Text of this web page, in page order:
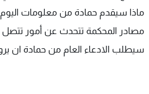
ماذا سيقدم حمادة من معلومات
مصادر المحكمة تتحدث عن أمور تتصل
سيطلب الادعاء العام من حمادة ان